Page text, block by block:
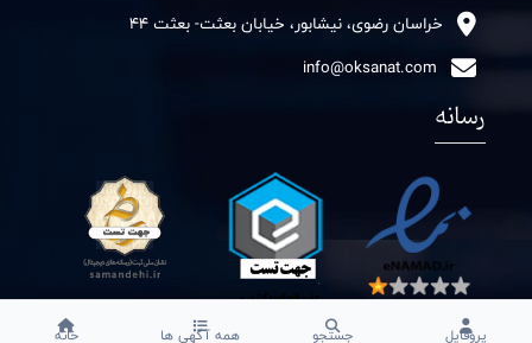
خراسان رضوی، نیشابور، خیابان بعثت- بعثت 44
رسانه
پروفایل جستجو همه آگهی ها خانه